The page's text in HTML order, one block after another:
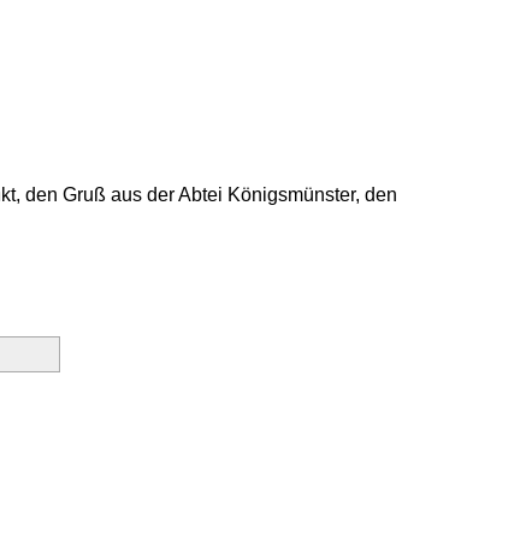
den Gruß aus der Abtei Königsmünster, den